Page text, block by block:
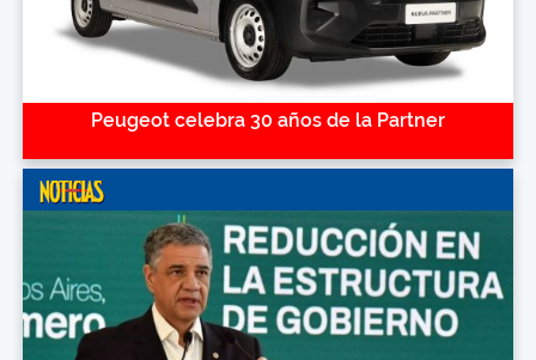
Peugeot celebra 30 años de la Partner